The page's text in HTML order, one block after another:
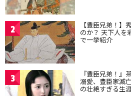
2 【豊臣兄弟！】
のか？ 天下人を
で一挙紹介
3 『豊臣兄弟！』
溺愛、豊臣家滅
の壮絶すぎる生